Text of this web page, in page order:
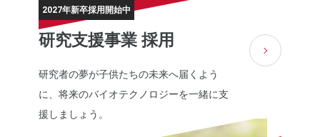
2027年新卒採用開始中
研究支援事業 採用
研究者の夢が子供たちの未来へ届くよう
に、将来のバイオテクノロジーを一緒に支
援しましょう。